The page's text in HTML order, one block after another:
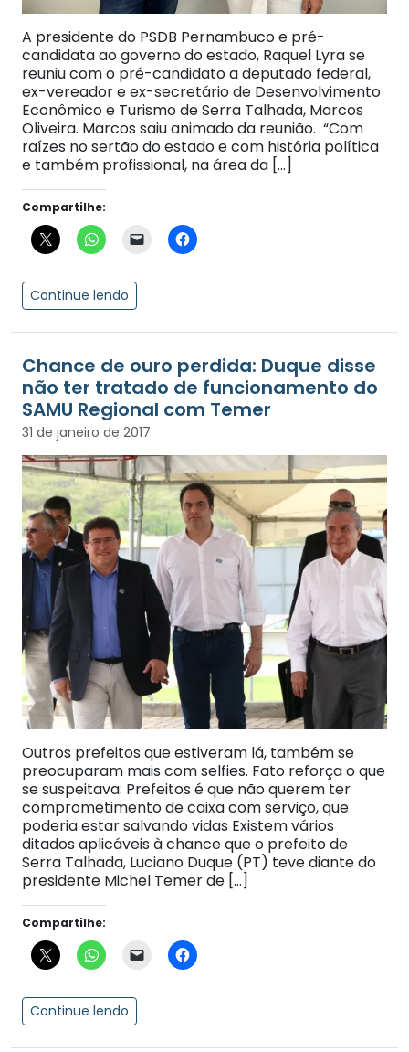
A presidente do PSDB Pernambuco e pré-
candidata ao governo do estado, Raquel Lyra se
reuniu com o pré-candidato a deputado federal,
ex-vereador e ex-secretário de Desenvolvimento
Econômico e Turismo de Serra Talhada, Marcos
Oliveira. Marcos saiu animado da reunião. “Com
raízes no sertão do estado e com história política
e também profissional, na área da […]
Compartilhe:
Continue lendo
Chance de ouro perdida: Duque disse
não ter tratado de funcionamento do
SAMU Regional com Temer
31 de janeiro de 2017
Outros prefeitos que estiveram lá, também se
preocuparam mais com selfies. Fato reforça o que
se suspeitava: Prefeitos é que não querem ter
comprometimento de caixa com serviço, que
poderia estar salvando vidas Existem vários
ditados aplicáveis à chance que o prefeito de
Serra Talhada, Luciano Duque (PT) teve diante do
presidente Michel Temer de […]
Compartilhe:
Continue lendo